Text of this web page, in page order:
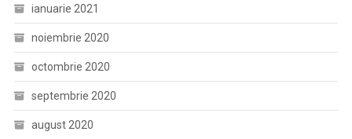
ianuarie 2021
noiembrie 2020
octombrie 2020
septembrie 2020
august 2020